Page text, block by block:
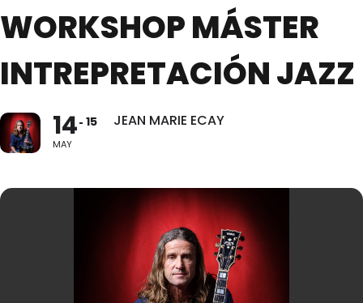
WORKSHOP MÁSTER
INTREPRETACIÓN JAZZ
14
MAY
15 JEAN MARIE ECAY